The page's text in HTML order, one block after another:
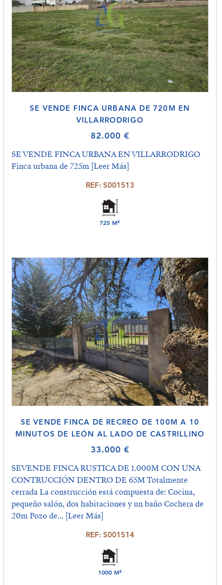
SE VENDE FINCA URBANA DE 720M EN
VILLARRODRIGO
82.000 €
SE VENDE FINCA URBANA EN VILLARRODRIGO
Finca urbana de 725m [Leer Más]
REF: S001513
725 M²
SE VENDE FINCA DE RECREO DE 100M A 10
MINUTOS DE LEÓN AL LADO DE CASTRILLINO
33.000 €
SEVENDE FINCA RUSTICA DE 1.000M CON UNA
CONTRUCCIÓN DENTRO DE 65M Totalmente
cerrada La construcción está compuesta de: Cocina,
pequeño salón, dos habitaciones y un baño Cochera de
20m Pozo de... [Leer Más]
REF: S001514
1000 M²